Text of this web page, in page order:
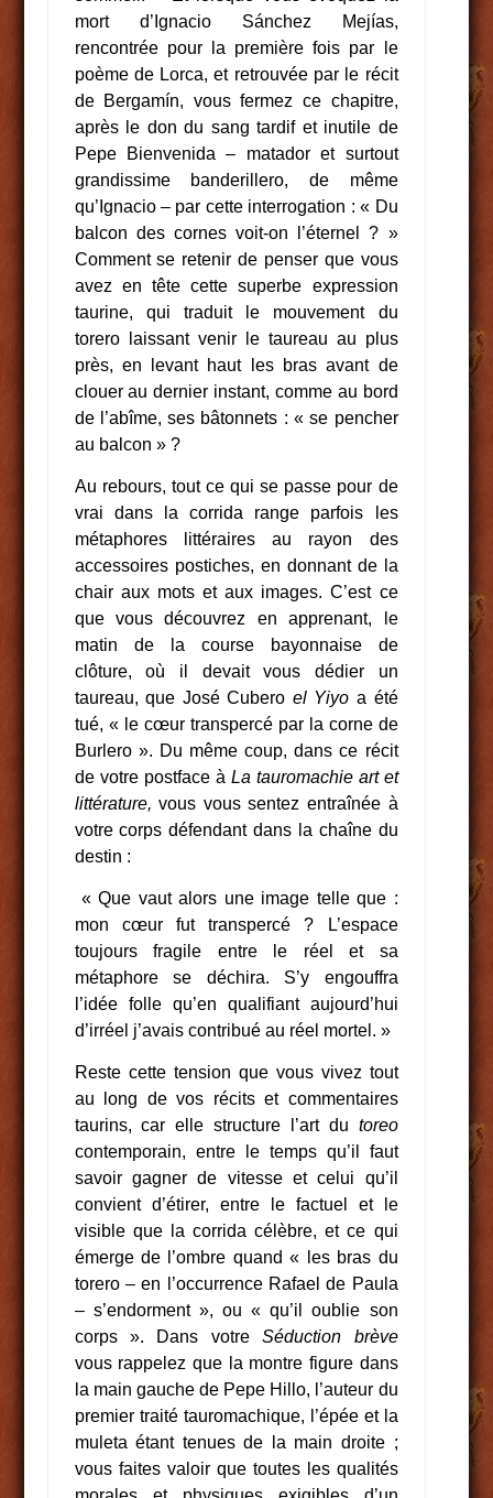
mort d’Ignacio Sánchez Mejías,
rencontrée pour la première fois par le
poème de Lorca, et retrouvée par le récit
de Bergamín, vous fermez ce chapitre,
après le don du sang tardif et inutile de
Pepe Bienvenida – matador et surtout
grandissime banderillero, de même
qu’Ignacio – par cette interrogation : « Du
balcon des cornes voit-on l’éternel ? »
Comment se retenir de penser que vous
avez en tête cette superbe expression
taurine, qui traduit le mouvement du
torero laissant venir le taureau au plus
près, en levant haut les bras avant de
clouer au dernier instant, comme au bord
de l’abîme, ses bâtonnets : « se pencher
au balcon » ?
Au rebours, tout ce qui se passe pour de
vrai dans la corrida range parfois les
métaphores littéraires au rayon des
accessoires postiches, en donnant de la
chair aux mots et aux images. C’est ce
que vous découvrez en apprenant, le
matin de la course bayonnaise de
clôture, où il devait vous dédier un
taureau, que José Cubero el Yiyoa été
tué, « le cœur transpercé par la corne de
Burlero ». Du même coup, dans ce récit
de votre postface à La tauromachie art et
littérature,vous vous sentez entraînée à
votre corps défendant dans la chaîne du
destin :
« Que vaut alors une image telle que :
mon cœur fut transpercé ? L’espace
toujours fragile entre le réel et sa
métaphore se déchira. S’y engouffra
l’idée folle qu’en qualifiant aujourd’hui
d’irréel j’avais contribué au réel mortel. »
Reste cette tension que vous vivez tout
au long de vos récits et commentaires
taurins, car elle structure l’art du toreo
contemporain, entre le temps qu’il faut
savoir gagner de vitesse et celui qu’il
convient d’étirer, entre le factuel et le
visible que la corrida célèbre, et ce qui
émerge de l’ombre quand « les bras du
torero – en l’occurrence Rafael de Paula
– s’endorment », ou « qu’il oublie son
corps ». Dans votreSéduction brève
vous rappelez que la montre figure dans
la main gauche de Pepe Hillo, l’auteur du
premier traité tauromachique, l’épée et la
muleta étant tenues de la main droite ;
vous faites valoir que toutes les qualités